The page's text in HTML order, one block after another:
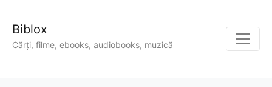
Biblox
Cărți, filme, ebooks, audiobooks, muzică